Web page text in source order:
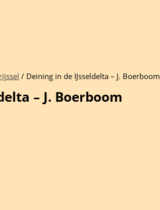
/ Deining in de IJsseldelta – J. Boerboom
– J. Boerboom